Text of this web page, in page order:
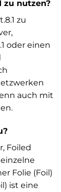
zu nutzen?
zu
oder einen
auch mit
Foiled
Folie (Foil)
ist eine